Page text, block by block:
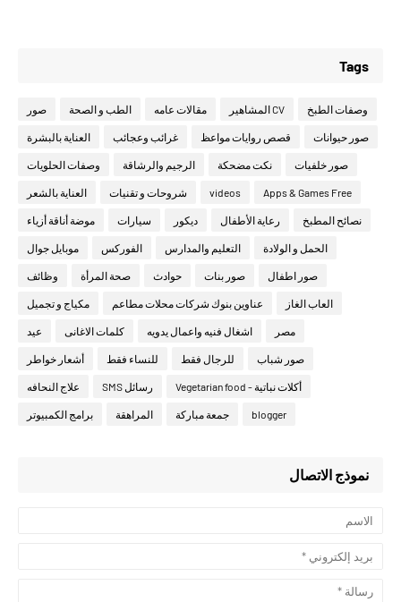
Tags
صور الطب و الصحة مقالات عامه CV المشاهير وصفات الطبخ
العناية بالبشرة غرائب وعجائب قصص روايات مواعظ صور حيوانات
وصفات الحلويات الرجيم والرشاقة نكت مضحكة صور خلفيات
العناية بالشعر شروحات و تقنيات videos Apps & Games Free
موضة أناقة أزياء سيارات ديكور رعاية الأطفال نصائح المطبخ
موبايل جوال الفوركس التعليم والمدارس الحمل و الولادة
وظائف صحة المرأة حوادث صور بنات صور اطفال
مكياج و تجميل عناوين بنوك شركات محلات مطاعم العاب الغاز
عيد كلمات الاغانى اشغال فنيه واعمال يدويه مصر
أشعار خواطر للنساء فقط للرجال فقط صور شباب
علاج النحافه رسائل SMS أكلات نباتية - Vegetarian food
برامج الكمبيوتر المراهقة جمعة مباركة blogger
نموذج الاتصال